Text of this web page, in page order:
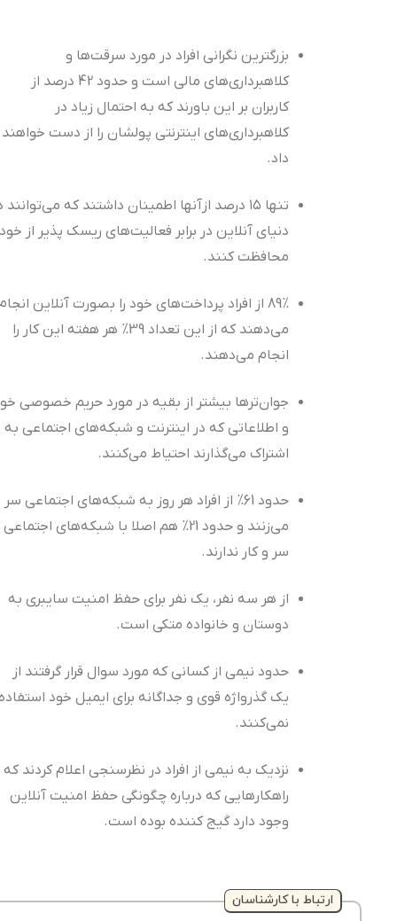
بزرگترین نگرانی افراد در مورد سرقت‌ها و
کلاهبرداری‌های مالی است و حدود 42 درصد از
کاربران بر این باورند که به احتمال زیاد در
کلاهبرداری‌های اینترنتی پولشان را از دست خواهند
تنها ۱۵ درصد ازآنها اطمینان داشتند که می‌توانند در
دنیای آنلاین در برابر فعالیت‌های ریسک پذیر از خود
محافظت کنند.
89% از افراد پرداخت‌های خود را بصورت آنلاین انجام
می‌دهند که از این تعداد 39% هر هفته این کار را
انجام می‌دهند.
جوان‌ترها بیشتر از بقیه در مورد حریم خصوصی خود
و اطلاعاتی که در اینترنت و شبکه‌های اجتماعی به
اشتراک می‌گذارند احتیاط می‌کنند.
حدود 61% از افراد هر روز به شبکه‌های اجتماعی سر
می‌زنند و حدود 21% هم اصلا با شبکه‌های اجتماعی
سر و کار ندارند.
از هر سه نفر، یک نفر برای حفظ امنیت سایبری به
دوستان و خانواده متکی است.
حدود نیمی از کسانی که مورد سوال قرار گرفتند از
یک گذرواژه قوی و جداگانه برای ایمیل خود استفاده
نمی‌کنند.
نزدیک به نیمی از افراد در نظرسنجی اعلام کردند که
راهکارهایی که درباره چگونگی حفظ امنیت آنلاین
وجود دارد گیج کننده بوده است.
ارتباط با کارشناسان